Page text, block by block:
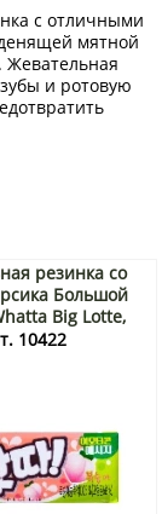
с отличными
мятной
Жевательная
и ротовую
резинка со
Большой
Big Lotte,
23 г
10422